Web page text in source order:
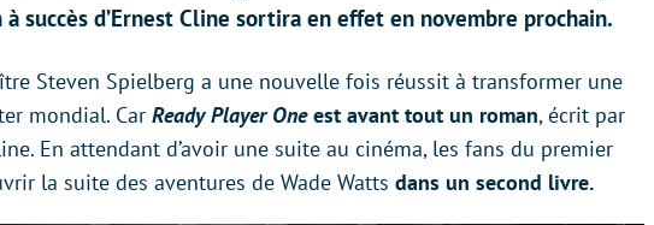
succès d’Ernest Cline sortira en effet en novembre prochain.
Steven Spielberg a une nouvelle fois réussit à transformer une
mondial. Car Ready Player Oneest avant tout un roman, écrit par
En attendant d’avoir une suite au cinéma, les fans du premier
la suite des aventures de Wade Watts dans un second livre.